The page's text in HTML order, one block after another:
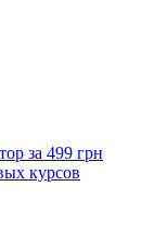
за 499 грн
курсов